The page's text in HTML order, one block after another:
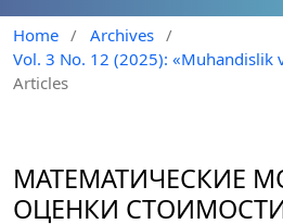
Home / Archives /
Vol. 3 No. 12 (2025): «Muhandislik
Articles
МАТЕМАТИЧЕСКИЕ
ОЦЕНКИ